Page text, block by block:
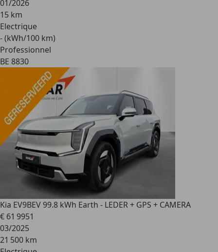
01/2026
15 km
Electrique
- (kWh/100 km)
Professionnel
BE 8830
Kia EV9BEV 99.8 kWh Earth - LEDER + GPS + CAMERA
€ 61 9951
03/2025
21 500 km